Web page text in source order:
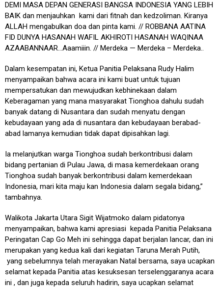
DEMI MASA DEPAN GENERASI BANGSA INDONESIA YANG LEBIH
BAIK dan menjauhkan kami dari fitnah dan kedzoliman. Kiranya
ALLAH mengabulkan doa dan pinta kami. // ROBBANA AATINA
FID DUNYA HASANAH WAFIL AKHIROTI HASANAH WAQINAA
AZAABANNAAR…Aaamiiin. // Merdeka — Merdeka – Merdeka..
Dalam kesempatan ini, Ketua Panitia Pelaksana Rudy Halim
menyampaikan bahwa acara ini kami buat untuk tujuan
mempersatukan dan mewujudkan kebhinekaan dalam
Keberagaman yang mana masyarakat Tionghoa dahulu sudah
banyak datang di Nusantara dan sudah menyatu dengan
kebudayaan yang ada di nusantara dan kebudayaan berabad-
abad lamanya kemudian tidak dapat dipisahkan lagi.
Ia melanjutkan warga Tionghoa sudah berkontribusi dalam
bidang pertanian di Pulau Jawa, di masa kemerdekaan orang
Tionghoa sudah banyak berkontribusi dalam kemerdekaan
Indonesia, mari kita maju kan Indonesia dalam segala bidang,”
tambahnya.
Walikota Jakarta Utara Sigit Wijatmoko dalam pidatonya
menyampaikan, bahwa kami apresiasi kepada Panitia Pelaksana
Peringatan Cap Go Meh ini sehingga dapat berjalan lancar, dan ini
merupakan yang kedua kali dari kegiatan Taruna Merah Putih,
yang sebelumnya telah merayakan Natal bersama, saya ucapkan
selamat kepada Panitia atas kesuksesan terselenggaranya acara
ini , dan juga kepada seluruh hadirin, saya ucapkan selamat